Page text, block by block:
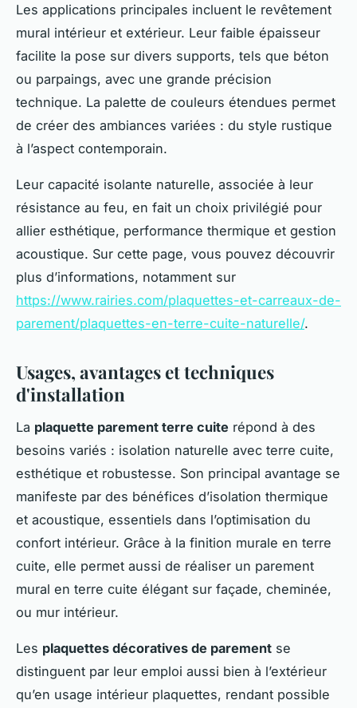
Les applications principales incluent le revêtement
mural intérieur et extérieur. Leur faible épaisseur
facilite la pose sur divers supports, tels que béton
ou parpaings, avec une grande précision
technique. La palette de couleurs étendues permet
de créer des ambiances variées : du style rustique
à l’aspect contemporain.
Leur capacité isolante naturelle, associée à leur
résistance au feu, en fait un choix privilégié pour
allier esthétique, performance thermique et gestion
acoustique. Sur cette page, vous pouvez découvrir
plus d’informations, notamment sur
https://www.rairies.com/plaquettes-et-carreaux-de-
parement/plaquettes-en-terre-cuite-naturelle/.
Usages, avantages et techniques
d'installation
La plaquette parement terre cuite répond à des
besoins variés : isolation naturelle avec terre cuite,
esthétique et robustesse. Son principal avantage se
manifeste par des bénéfices d’isolation thermique
et acoustique, essentiels dans l’optimisation du
confort intérieur. Grâce à la finition murale en terre
cuite, elle permet aussi de réaliser un parement
mural en terre cuite élégant sur façade, cheminée,
ou mur intérieur.
Les plaquettes décoratives de parement se
distinguent par leur emploi aussi bien à l’extérieur
qu’en usage intérieur plaquettes, rendant possible